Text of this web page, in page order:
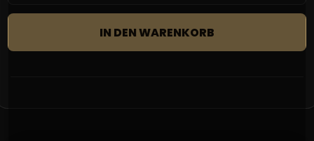
IN DEN WARENKORB